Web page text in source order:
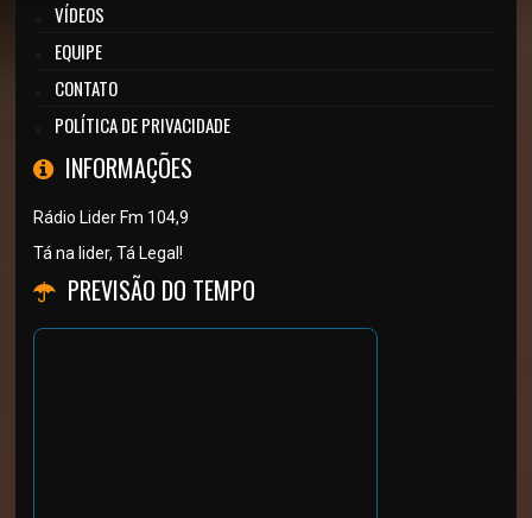
VÍDEOS
EQUIPE
CONTATO
POLÍTICA DE PRIVACIDADE
INFORMAÇÕES
Rádio Lider Fm 104,9
Tá na lider, Tá Legal!
PREVISÃO DO TEMPO